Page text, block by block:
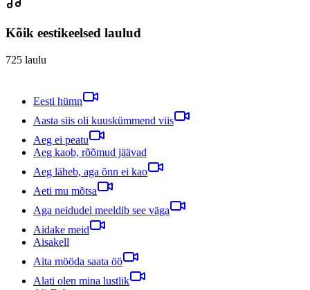
Kõik eestikeelsed laulud
725 laulu
Eesti hümn
Aasta siis oli kuuskümmend viis
Aeg ei peatu
Aeg kaob, rõõmud jäävad
Aeg läheb, aga õnn ei kao
Aeti mu mõtsa
Aga neidudel meeldib see väga
Aidake meid
Aisakell
Aita mööda saata öö
Alati olen mina lustlik